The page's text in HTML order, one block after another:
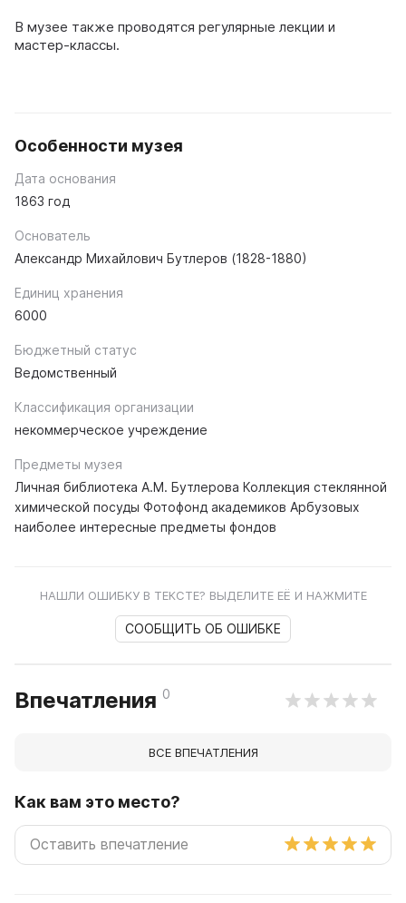
В музее также проводятся регулярные лекции и
мастер-классы.
Особенности музея
Дата основания
1863 год
Основатель
Александр Михайлович Бутлеров (1828-1880)
Единиц хранения
6000
Бюджетный статус
Ведомственный
Классификация организации
некоммерческое учреждение
Предметы музея
Личная библиотека А.М. Бутлерова Коллекция стеклянной
химической посуды Фотофонд академиков Арбузовых
наиболее интересные предметы фондов
НАШЛИ ОШИБКУ В ТЕКСТЕ? ВЫДЕЛИТЕ ЕЁ И НАЖМИТЕ
СООБЩИТЬ ОБ ОШИБКЕ
Впечатления 0
ВСЕ ВПЕЧАТЛЕНИЯ
Как вам это место?